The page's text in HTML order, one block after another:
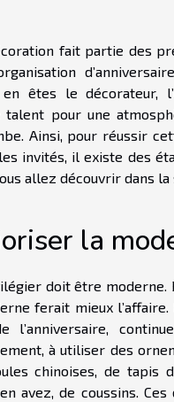
fait partie des
en êtes le décorateur,
talent pour une
Ainsi, pour réussir
invités, il existe des
allez découvrir dans
la
doit être moderne.
ferait mieux
à utiliser des
chinoises, de tapis
avez, de coussins.